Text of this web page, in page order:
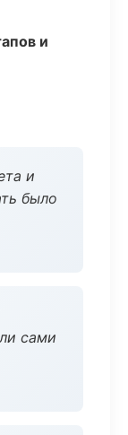
и
и
было
сами